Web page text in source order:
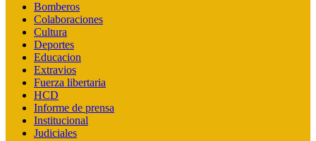
Bomberos
Colaboraciones
Cultura
Deportes
Educacion
Extravios
Fuerza libertaria
HCD
Informe de prensa
Institucional
Judiciales